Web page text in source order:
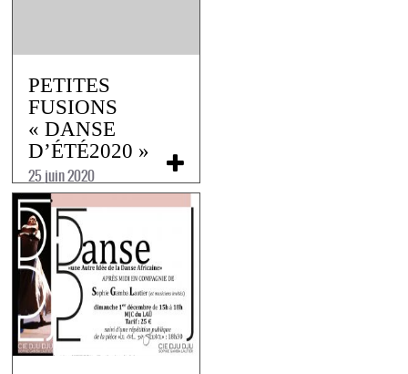
PETITES
FUSIONS
« DANSE
D’ÉTÉ2020 »
25 juin 2020